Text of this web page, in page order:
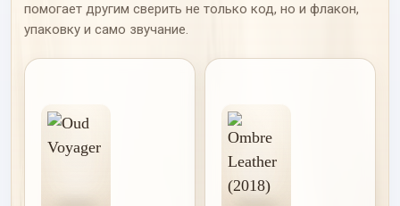
помогает другим сверить не только код, но и флакон,
упаковку и само звучание.